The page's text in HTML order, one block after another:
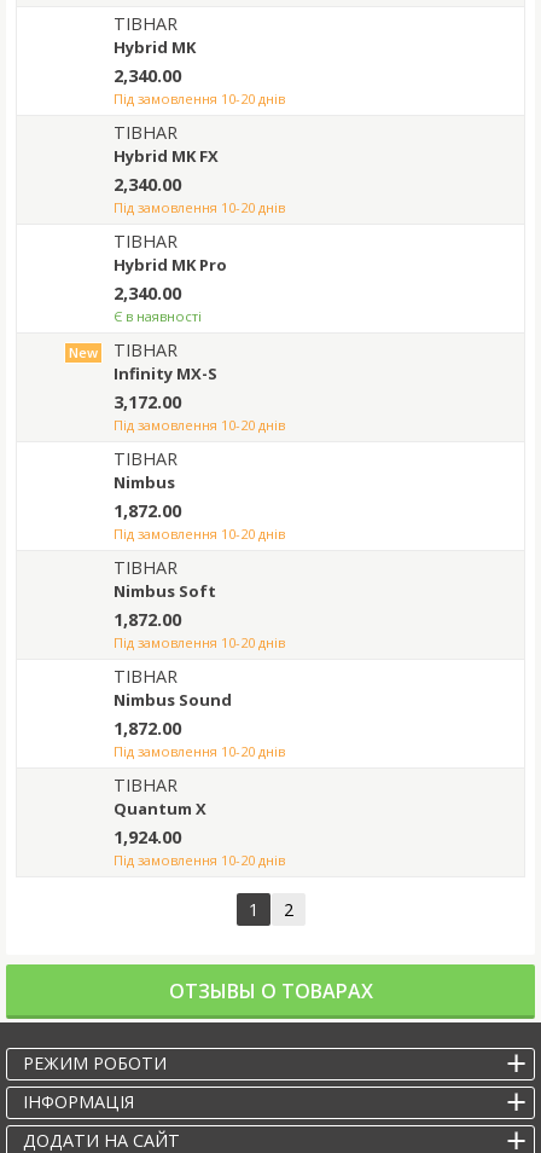
TIBHAR
Hybrid MK
2,340.00
під замовлення 10-20 днів
TIBHAR
Hybrid MK FX
2,340.00
під замовлення 10-20 днів
TIBHAR
Hybrid MK Pro
2,340.00
Є в наявності
New
TIBHAR
Infinity MX-S
3,172.00
під замовлення 10-20 днів
TIBHAR
Nimbus
1,872.00
під замовлення 10-20 днів
TIBHAR
Nimbus Soft
1,872.00
під замовлення 10-20 днів
TIBHAR
Nimbus Sound
1,872.00
під замовлення 10-20 днів
TIBHAR
Quantum X
1,924.00
під замовлення 10-20 днів
1 2
ОТЗЫВЫ О ТОВАРАХ
РЕЖИМ РОБОТИ
IНФОРМАЦІЯ
ДОДАТИ НА САЙТ